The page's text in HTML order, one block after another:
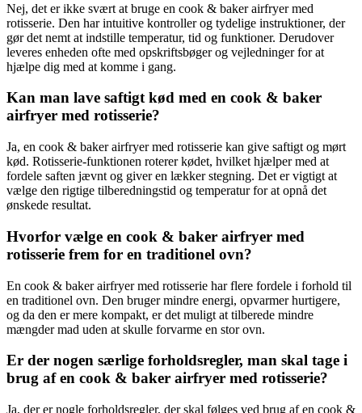
Nej, det er ikke svært at bruge en cook & baker airfryer med
rotisserie. Den har intuitive kontroller og tydelige instruktioner, der
gør det nemt at indstille temperatur, tid og funktioner. Derudover
leveres enheden ofte med opskriftsbøger og vejledninger for at
hjælpe dig med at komme i gang.
Kan man lave saftigt kød med en cook & baker
airfryer med rotisserie?
Ja, en cook & baker airfryer med rotisserie kan give saftigt og mørt
kød. Rotisserie-funktionen roterer kødet, hvilket hjælper med at
fordele saften jævnt og giver en lækker stegning. Det er vigtigt at
vælge den rigtige tilberedningstid og temperatur for at opnå det
ønskede resultat.
Hvorfor vælge en cook & baker airfryer med
rotisserie frem for en traditionel ovn?
En cook & baker airfryer med rotisserie har flere fordele i forhold til
en traditionel ovn. Den bruger mindre energi, opvarmer hurtigere,
og da den er mere kompakt, er det muligt at tilberede mindre
mængder mad uden at skulle forvarme en stor ovn.
Er der nogen særlige forholdsregler, man skal tage i
brug af en cook & baker airfryer med rotisserie?
Ja, der er nogle forholdsregler, der skal følges ved brug af en cook &